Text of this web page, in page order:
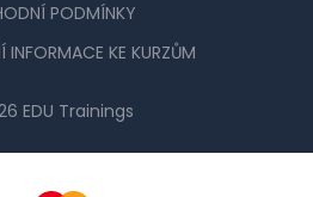
PODMÍNKY
INFORMACE KE KURZŮM
EDU Trainings